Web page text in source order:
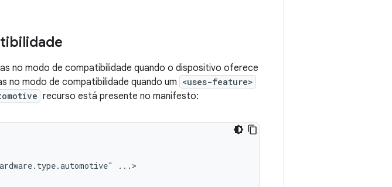
no modo de compatibilidade quando o dispositivo oferece
no modo de compatibilidade quando um <uses-feature>
recurso está presente no manifesto: